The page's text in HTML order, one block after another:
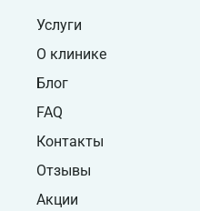
Услуги
О клинике
Блог
FAQ
Контакты
Отзывы
Акции